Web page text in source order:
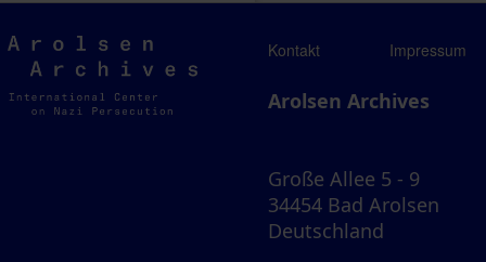
Arolsen
Archives
Kontakt Impressum
Arolsen Archives
Große Allee 5 - 9
34454 Bad Arolsen
Deutschland